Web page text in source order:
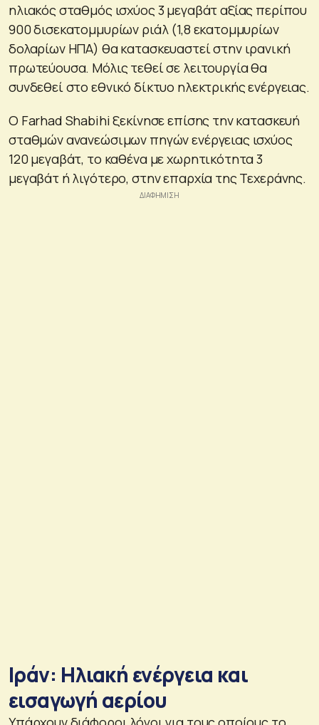
ηλιακός σταθμός ισχύος 3 μεγαβάτ αξίας περίπου
900 δισεκατομμυρίων ριάλ (1,8 εκατομμυρίων
δολαρίων ΗΠΑ) θα κατασκευαστεί στην ιρανική
πρωτεύουσα. Μόλις τεθεί σε λειτουργία θα
συνδεθεί στο εθνικό δίκτυο ηλεκτρικής ενέργειας.
Ο Farhad Shabihi ξεκίνησε επίσης την κατασκευή
σταθμών ανανεώσιμων πηγών ενέργειας ισχύος
120 μεγαβάτ, το καθένα με χωρητικότητα 3
μεγαβάτ ή λιγότερο, στην επαρχία της Τεχεράνης.
Ιράν: Ηλιακή ενέργεια και
εισαγωγή αερίου